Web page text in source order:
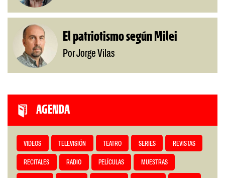
El patriotismo según Milei
Por Jorge Vilas
AGENDA
VIDEOS TELEVISIÓN TEATRO SERIES REVISTAS
RECITALES RADIO PELÍCULAS MUESTRAS